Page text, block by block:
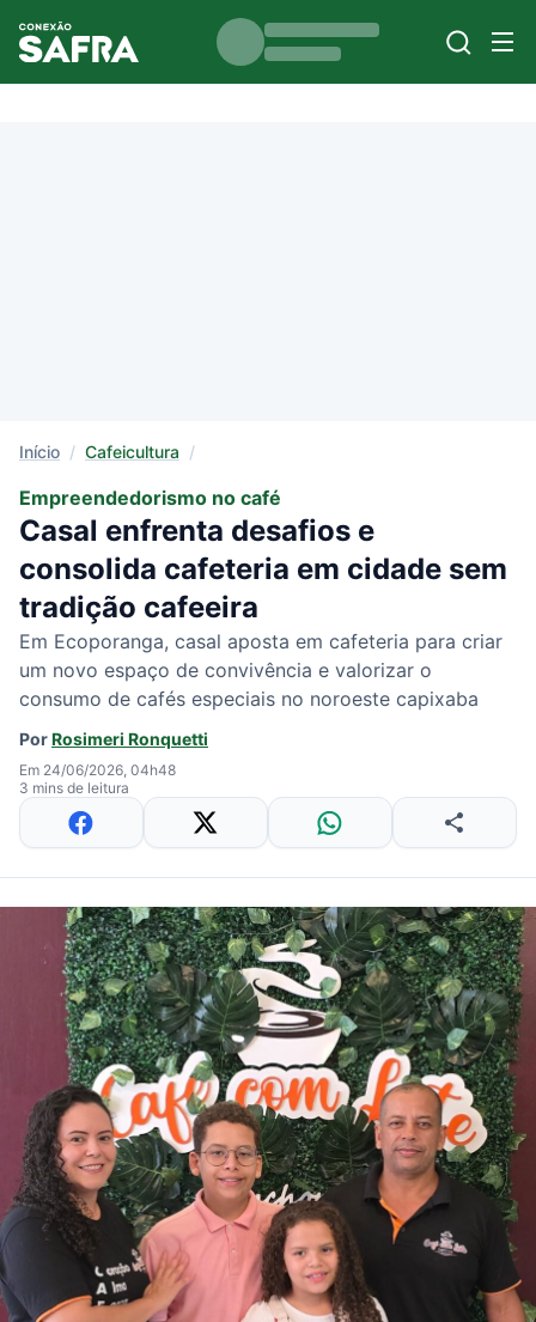
Início / Cafeicultura /
Empreendedorismo no café
Casal enfrenta desafios e
consolida cafeteria em cidade sem
tradição cafeeira
Em Ecoporanga, casal aposta em cafeteria para criar
um novo espaço de convivência e valorizar o
consumo de cafés especiais no noroeste capixaba
PorRosimeri Ronquetti
Em 24/06/2026, 04h48
3 mins de leitura